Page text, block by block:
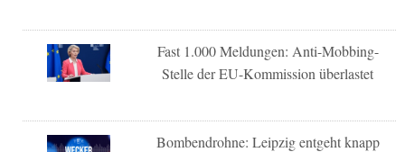
Fast 1.000 Meldungen: Anti-Mobbing-
Stelle der EU-Kommission überlastet
Bombendrohne: Leipzig entgeht knapp